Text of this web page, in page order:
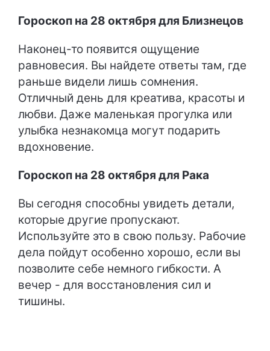
Гороскоп на 28 октября для Близнецов
Наконец-то появится ощущение
равновесия. Вы найдете ответы там, где
раньше видели лишь сомнения.
Отличный день для креатива, красоты и
любви. Даже маленькая прогулка или
улыбка незнакомца могут подарить
вдохновение.
Гороскоп на 28 октября для Рака
Вы сегодня способны увидеть детали,
которые другие пропускают.
Используйте это в свою пользу. Рабочие
дела пойдут особенно хорошо, если вы
позволите себе немного гибкости. А
вечер - для восстановления сил и
тишины.